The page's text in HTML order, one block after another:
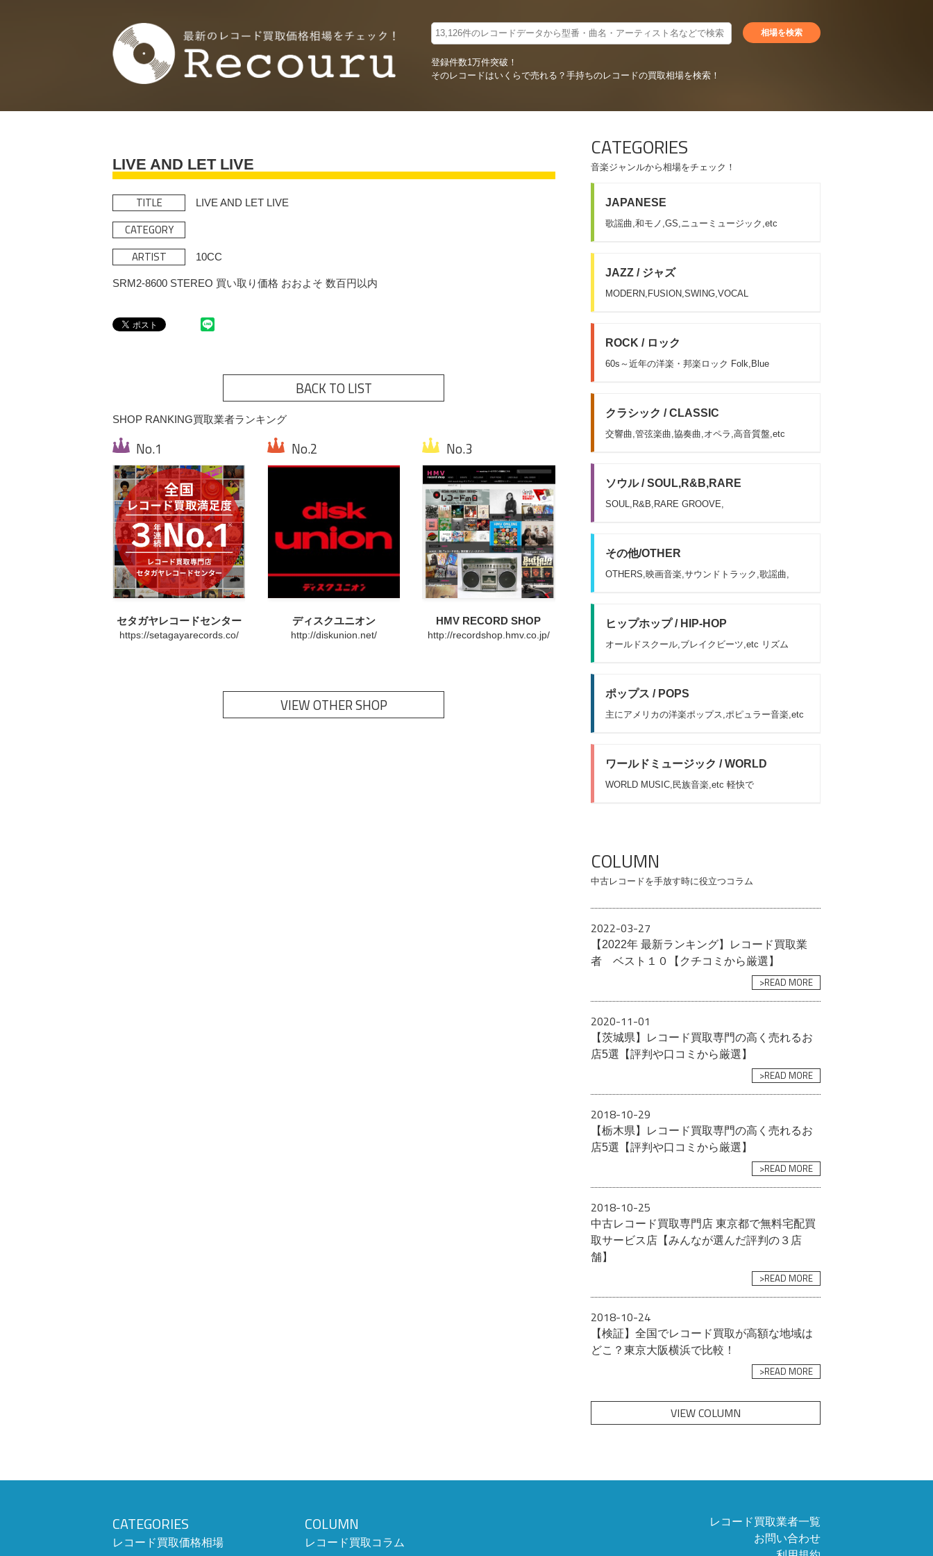
登録件数1万件突破！
そのレコードはいくらで売れる？ 手持ちのレコードの買取相場を検索！
LIVE AND LET LIVE
TITLE LIVE AND LET LIVE
CATEGORY
ARTIST
10CC
SRM2-8600 STEREO 買い取り価格 おおよそ 数百円以内
BACK TO LIST
SHOP RANKING買取業者ランキング
セタガヤレコードセンター
https://setagayarecords.co/
ディスクユニオン
http://diskunion.net/
HMV RECORD SHOP
http://recordshop.hmv.co.jp/
VIEW OTHER SHOP
CATEGORIES
音楽ジャンルから相場をチェック！
JAPANESE
歌謡曲,和モノ,GS,ニューミュージック,etc
JAZZ / ジャズ
MODERN,FUSION,SWING,VOCAL
ROCK / ロック
60s～近年の洋楽・邦楽ロック Folk,Blue
クラシック / CLASSIC
交響曲,管弦楽曲,協奏曲,オペラ,高音質盤,etc
ソウル / SOUL,R&B,RARE
SOUL,R&B,RARE GROOVE,
その他/OTHER
OTHERS,映画音楽,サウンドトラック,歌謡曲,
ヒップホップ / HIP-HOP
オールドスクール,ブレイクビーツ,etc リズム
ポップス / POPS
主にアメリカの洋楽ポップス,ポピュラー音楽,etc
ワールドミュージック / WORLD
WORLD MUSIC,民族音楽,etc 軽快で
COLUMN
中古レコードを手放す時に役立つコラム
2022-03-27
【2022年 最新ランキング】レコード買取業
者 ベスト１０【クチコミから厳選】
>READ MORE
2020-11-01
【茨城県】レコード買取専門の高く売れるお
店5選【評判や口コミから厳選】
>READ MORE
2018-10-29
【栃木県】レコード買取専門の高く売れるお
店5選【評判や口コミから厳選】
>READ MORE
2018-10-25
中古レコード買取専門店 東京都で無料宅配買
取サービス店【みんなが選んだ評判の３店
舗】
>READ MORE
2018-10-24
【検証】全国でレコード買取が高額な地域は
どこ？東京大阪横浜で比較！
>READ MORE
VIEW COLUMN
CATEGORIES
レコード買取価格相場
COLUMN
レコード買取コラム
レコード買取業者一覧
お問い合わせ